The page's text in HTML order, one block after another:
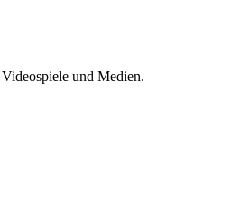
und Medien.